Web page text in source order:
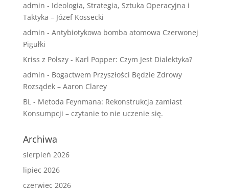
admin - Ideologia, Strategia, Sztuka Operacyjna i
Taktyka – Józef Kossecki
admin - Antybiotykowa bomba atomowa Czerwonej
Pigułki
Kriss z Polszy- Karl Popper: Czym Jest Dialektyka?
admin - Bogactwem Przyszłości Będzie Zdrowy
Rozsądek – Aaron Clarey
BL- Metoda Feynmana: Rekonstrukcja zamiast
Konsumpcji – czytanie to nie uczenie się.
Archiwa
sierpień 2026
lipiec 2026
czerwiec 2026